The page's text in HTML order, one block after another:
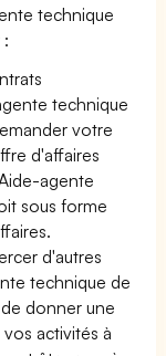
technique
technique
votre
d'affaires
agente
sous forme
d'autres
technique de
donner une
activités à